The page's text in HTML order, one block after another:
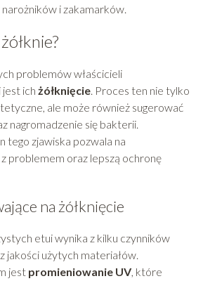
narożników i zakamarków.
problemów właścicieli
ich żółknięcie. Proces ten nie tylko
ale może również sugerować
nagromadzenie się bakterii.
tego zjawiska pozwala na
problemem oraz lepszą ochronę
na żółknięcie
etui wynika z kilku czynników
jakości użytych materiałów.
jest promieniowanie UV, które